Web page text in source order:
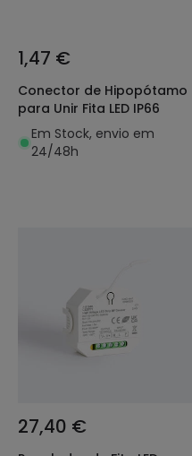
1,47 €
Conector de Hipopótamo
para Unir Fita LED IP66
Em Stock, envio em
24/48h
27,40 €